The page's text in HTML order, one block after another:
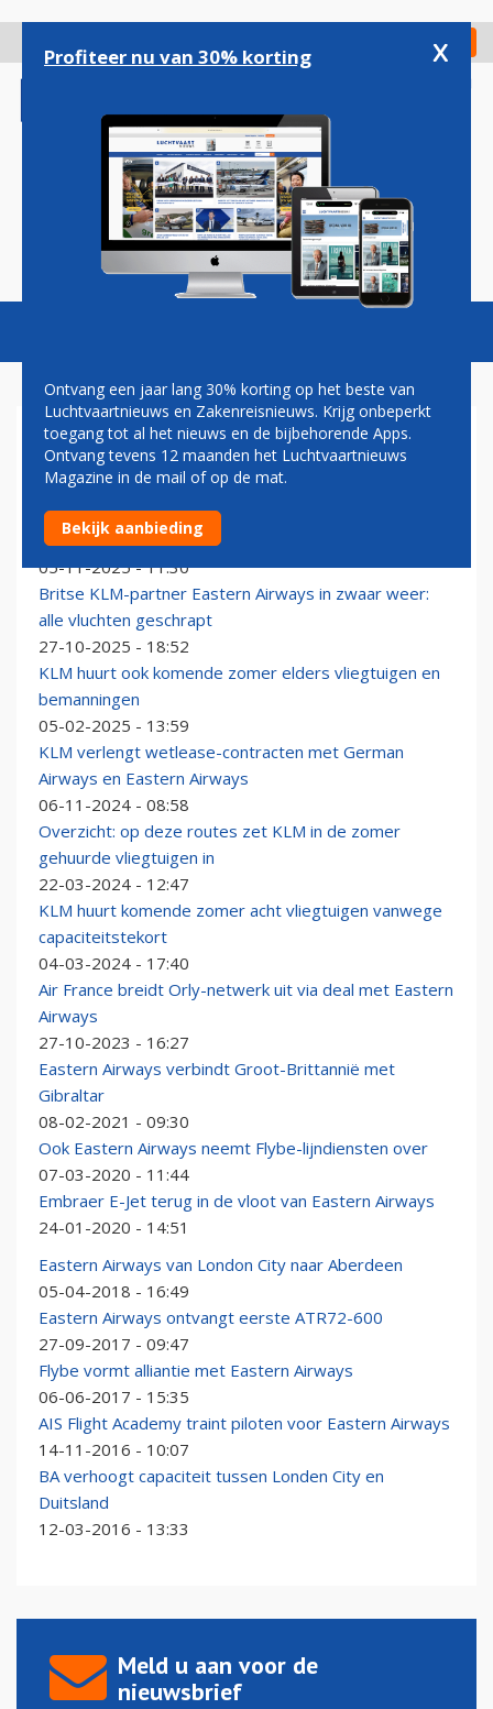
gaan
Check in
Magazine Podcasts Vacatures
EASTERN AIRWAYS
Einde wetleasedeal KLM Cityhopper bleek doodsteek
voor Eastern Airways
05-11-2025 - 11:30
Britse KLM-partner Eastern Airways in zwaar weer:
alle vluchten geschrapt
27-10-2025 - 18:52
KLM huurt ook komende zomer elders vliegtuigen en
bemanningen
05-02-2025 - 13:59
KLM verlengt wetlease-contracten met German
Airways en Eastern Airways
06-11-2024 - 08:58
Overzicht: op deze routes zet KLM in de zomer
gehuurde vliegtuigen in
22-03-2024 - 12:47
KLM huurt komende zomer acht vliegtuigen vanwege
capaciteitstekort
04-03-2024 - 17:40
Air France breidt Orly-netwerk uit via deal met Eastern
Airways
27-10-2023 - 16:27
Eastern Airways verbindt Groot-Brittannië met
Gibraltar
08-02-2021 - 09:30
Ook Eastern Airways neemt Flybe-lijndiensten over
07-03-2020 - 11:44
Embraer E-Jet terug in de vloot van Eastern Airways
24-01-2020 - 14:51
Eastern Airways van London City naar Aberdeen
05-04-2018 - 16:49
Eastern Airways ontvangt eerste ATR72-600
27-09-2017 - 09:47
Flybe vormt alliantie met Eastern Airways
06-06-2017 - 15:35
AIS Flight Academy traint piloten voor Eastern Airways
14-11-2016 - 10:07
BA verhoogt capaciteit tussen Londen City en
Duitsland
12-03-2016 - 13:33
Meld u aan voor de
nieuwsbrief
Profiteer nu van 30% korting x
Ontvang een jaar lang 30% korting op het beste van
Luchtvaartnieuws en Zakenreisnieuws. Krijg onbeperkt
toegang tot al het nieuws en de bijbehorende Apps.
Ontvang tevens 12 maanden het Luchtvaartnieuws
Magazine in de mail of op de mat.
Bekijk aanbieding